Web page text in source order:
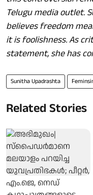
Telugu media outlet.
believes freedom
it is foolishness. As
statement, she has
Sunitha Upadrashta
Related Stories